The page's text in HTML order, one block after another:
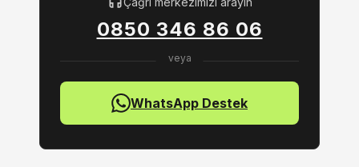
0850 346 86 06
WhatsApp Destek